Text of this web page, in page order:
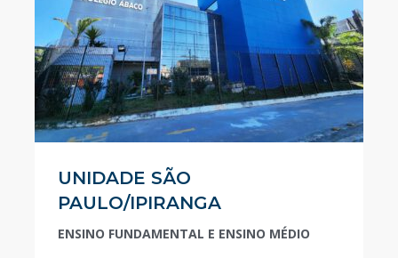
UNIDADE SÃO
PAULO/IPIRANGA
ENSINO FUNDAMENTAL E ENSINO MÉDIO